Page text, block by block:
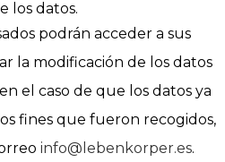
los datos.
podrán acceder a sus
la modificación de los datos
el caso de que los datos ya
fines que fueron recogidos,
info@lebenkorper.es.